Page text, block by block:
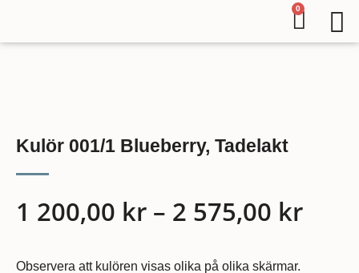
0
Kulör 001/1 Blueberry, Tadelakt
1 200,00 kr – 2 575,00 kr
Observera att kulören visas olika på olika skärmar.